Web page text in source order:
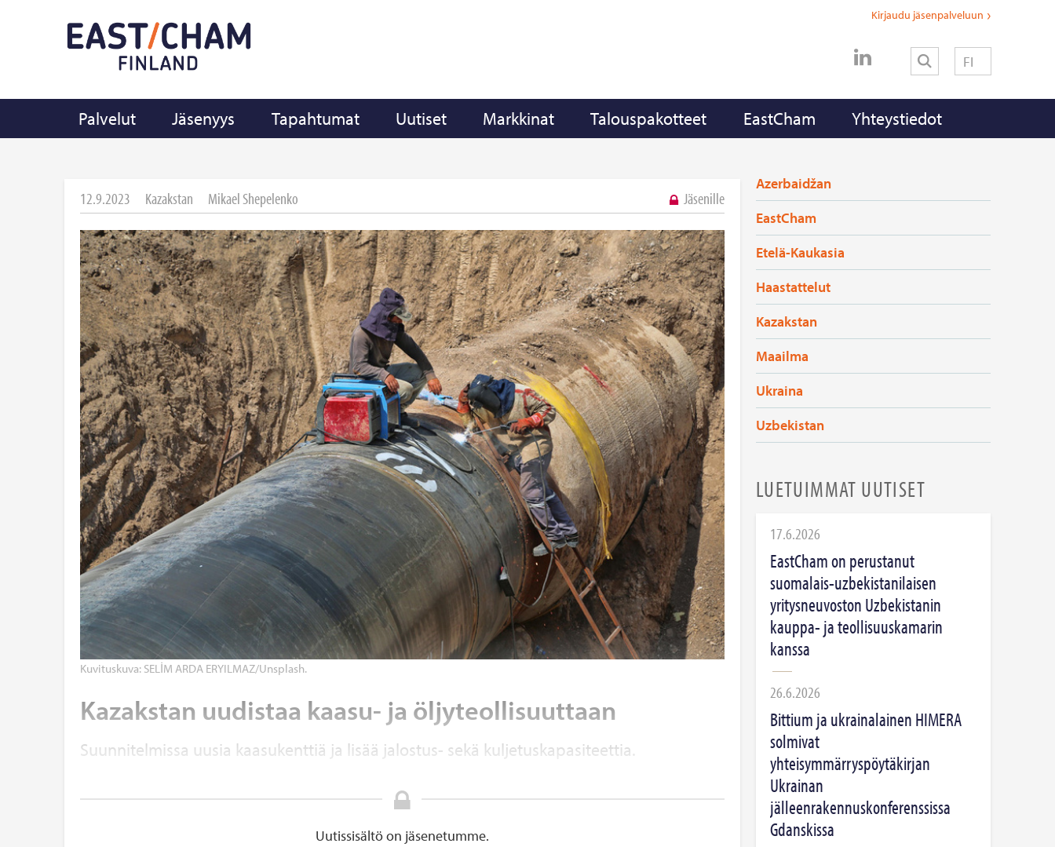
Kirjaudu jäsenpalveluun
FI
Palvelut Jäsenyys Tapahtumat Uutiset Markkinat Talouspakotteet EastCham Yhteystiedot
12.9.2023 Kazakstan Mikael Shepelenko Jäsenille
Kuvituskuva: SELİM ARDA ERYILMAZ/Unsplash.
Kazakstan uudistaa kaasu- ja öljyteollisuuttaan
Suunnitelmissa uusia kaasukenttiä ja lisää jalostus- sekä kuljetuskapasiteettia.
Uutissisältö on jäsenetumme.
Azerbaidžan
EastCham
Etelä-Kaukasia
Haastattelut
Kazakstan
Maailma
Ukraina
Uzbekistan
LUETUIMMAT UUTISET
17.6.2026
EastCham on perustanut
suomalais-uzbekistanilaisen
yritysneuvoston Uzbekistanin
kauppa- ja teollisuuskamarin
kanssa
26.6.2026
Bittium ja ukrainalainen HIMERA
solmivat
yhteisymmärryspöytäkirjan
Ukrainan
jälleenrakennuskonferenssissa
Gdanskissa